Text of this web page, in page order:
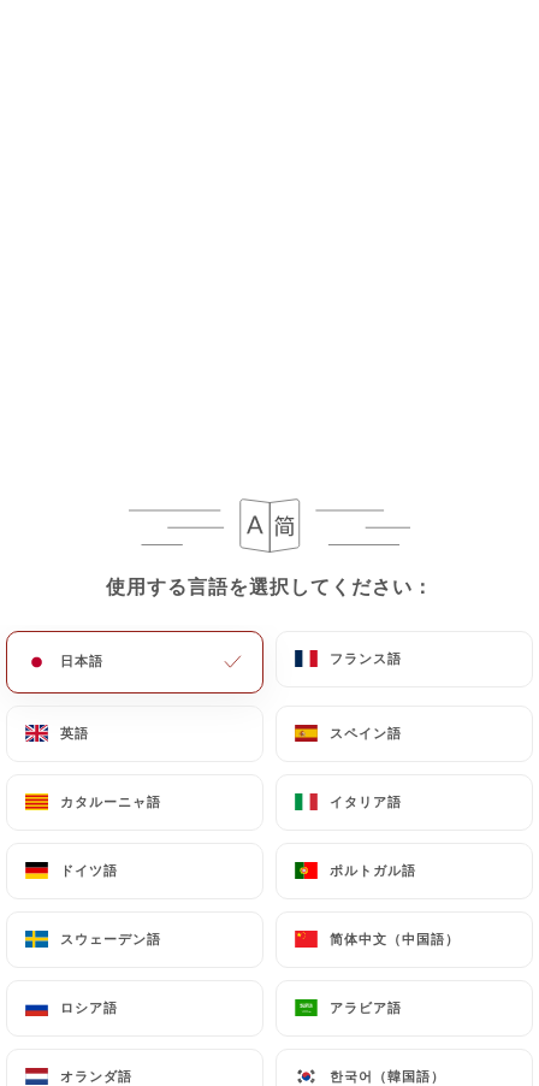
使用する言語を選択してください：
日本語 フランス語
英語 スペイン語
カタルーニャ語 イタリア語
ドイツ語 ポルトガル語
スウェーデン語 简体中文（中国語）
ロシア語 アラビア語
オランダ語 한국어（韓国語）
LES DELICES DU KASSHMIR MONTARNASE A
使用する言語を選択してください：
日本語 フランス語
英語 スペイン語
カタルーニャ語 イタリア語
ドイツ語 ポルトガル語
スウェーデン語 简体中文（中国語）
ロシア語 アラビア語
オランダ語 한국어（韓国語）